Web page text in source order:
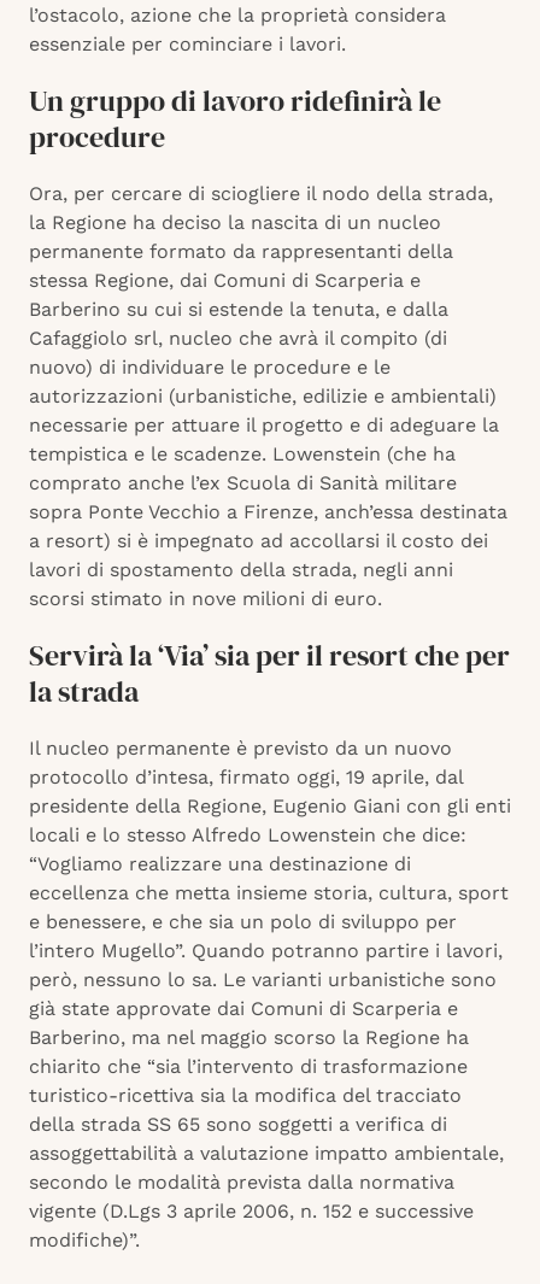
l’ostacolo, azione che la proprietà considera
essenziale per cominciare i lavori.
Un gruppo di lavoro ridefinirà le
procedure
Ora, per cercare di sciogliere il nodo della strada,
la Regione ha deciso la nascita di un nucleo
permanente formato da rappresentanti della
stessa Regione, dai Comuni di Scarperia e
Barberino su cui si estende la tenuta, e dalla
Cafaggiolo srl, nucleo che avrà il compito (di
nuovo) di individuare le procedure e le
autorizzazioni (urbanistiche, edilizie e ambientali)
necessarie per attuare il progetto e di adeguare la
tempistica e le scadenze. Lowenstein (che ha
comprato anche l’ex Scuola di Sanità militare
sopra Ponte Vecchio a Firenze, anch’essa destinata
a resort) si è impegnato ad accollarsi il costo dei
lavori di spostamento della strada, negli anni
scorsi stimato in nove milioni di euro.
Servirà la ‘Via’ sia per il resort che per
la strada
Il nucleo permanente è previsto da un nuovo
protocollo d’intesa, firmato oggi, 19 aprile, dal
presidente della Regione, Eugenio Giani con gli enti
locali e lo stesso Alfredo Lowenstein che dice:
“Vogliamo realizzare una destinazione di
eccellenza che metta insieme storia, cultura, sport
e benessere, e che sia un polo di sviluppo per
l’intero Mugello”. Quando potranno partire i lavori,
però, nessuno lo sa. Le varianti urbanistiche sono
già state approvate dai Comuni di Scarperia e
Barberino, ma nel maggio scorso la Regione ha
chiarito che “sia l’intervento di trasformazione
turistico-ricettiva sia la modifica del tracciato
della strada SS 65 sono soggetti a verifica di
assoggettabilità a valutazione impatto ambientale,
secondo le modalità prevista dalla normativa
vigente (D.Lgs 3 aprile 2006, n. 152 e successive
modifiche)”.